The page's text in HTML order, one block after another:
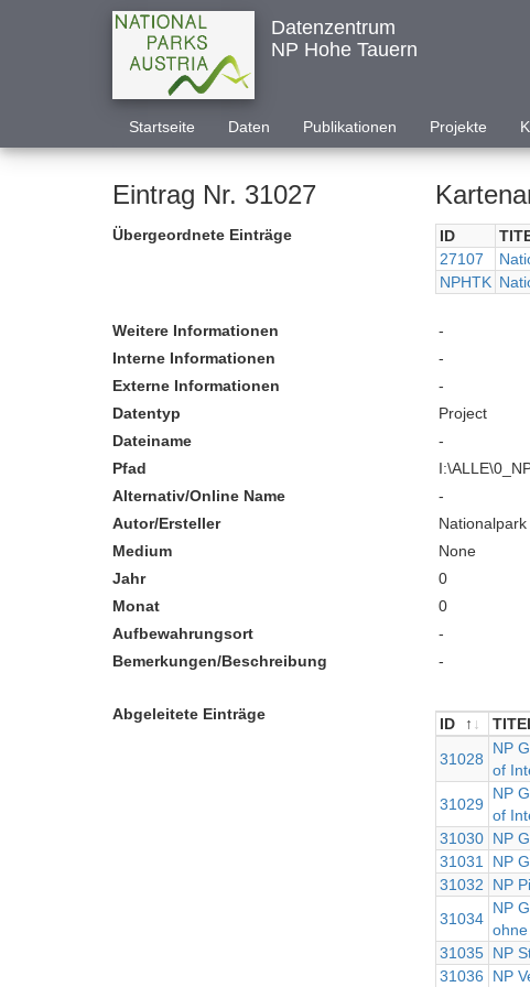
Datenzentrum
NP Hohe Tauern
Startseite Daten Publikationen Projekte
Eintrag Nr. 31027
Übergeordnete Einträge ID
27107
NPHTK
Weitere Informationen
-
Interne Informationen
-
Externe Informationen
-
Datentyp
Project
Dateiname
-
Pfad
Alternativ/Online Name
-
Autor/Ersteller
Medium
None
Jahr
0
Monat
0
Aufbewahrungsort
-
Bemerkungen/Beschreibung
-
Abgeleitete Einträge
ID
31028
NP
of
31029
NP
of
31030 NP
31031
NP
31032
NP
31034
NP
31035 NP
31036
NP